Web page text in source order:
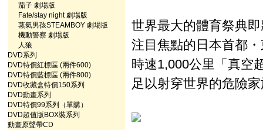
茄子 劇場版
Fate/stay night 劇場版
蒸氣男孩STEAMBOY 劇場版
機動警察 劇場版
人狼
DVD系列
DVD特價紅標區 (兩件600)
DVD特價藍標區 (兩件800)
DVD收藏盒特價150系列
DVD動畫系列
DVD特價99系列（單購）
DVD超值版BOX裝系列
動畫原聲帶CD
世界最大的體育祭典
注目焦點的日本首都
時速1,000公里「真空
足以射穿世界的危險